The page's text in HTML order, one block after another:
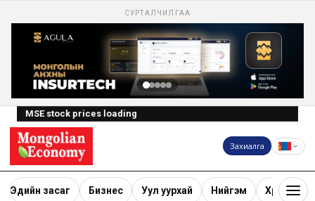
СУРТАЛЧИЛГАА
MSE stock prices loading
Захиалга
Эдийн засаг Бизнес Уул уурхай Нийгэм Хөрөнгө